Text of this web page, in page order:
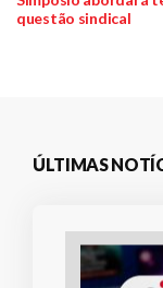
de
questão sindical
ÚLTIMAS